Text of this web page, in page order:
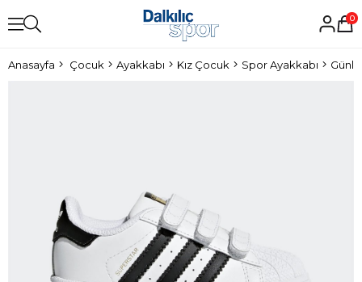
0
Anasayfa Çocuk Ayakkabı Kız Çocuk Spor Ayakkabı